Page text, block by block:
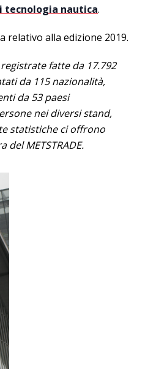
tecnologia nautica.
relativo alla edizione 2019.
fatte da 17.792
da 115 nazionalità,
da 53 paesi
nei diversi stand,
statistiche ci offrono
del METSTRADE.